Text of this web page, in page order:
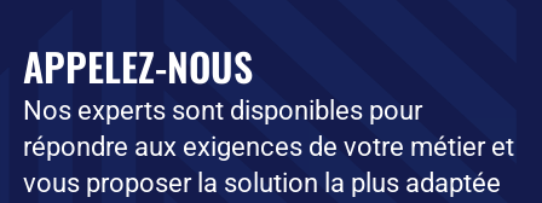
APPELEZ-NOUS
Nos experts sont disponibles pour
répondre aux exigences de votre métier et
vous proposer la solution la plus adaptée